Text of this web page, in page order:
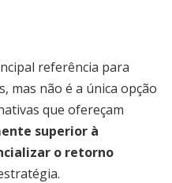
referência para
mas não é a única opção
que ofereçam
superior à
o retorno